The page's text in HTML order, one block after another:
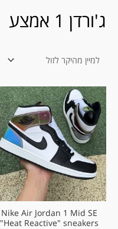
ג'ורדן 1 אמצע
Nike Air Jordan 1 Mid SE
"Heat Reactive" sneakers